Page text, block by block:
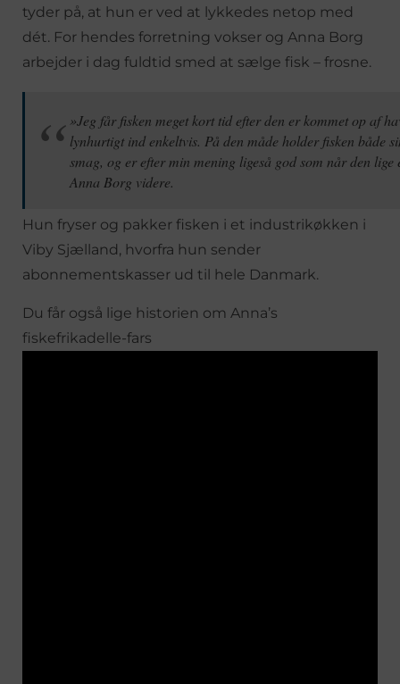
tyder på, at hun er ved at lykkedes netop med
dét. For hendes forretning vokser og Anna Borg
arbejder i dag fuldtid smed at sælge fisk – frosne.
»Jeg får fisken meget kort tid efter den er kommet op af
lynhurtigt ind enkeltvis. På den måde holder fisken både
smag, og er efter min mening ligeså god som når den
Anna Borg videre.
Hun fryser og pakker fisken i et industrikøkken i
Viby Sjælland, hvorfra hun sender
abonnementskasser ud til hele Danmark.
Du får også lige historien om Anna’s
fiskefrikadelle-fars